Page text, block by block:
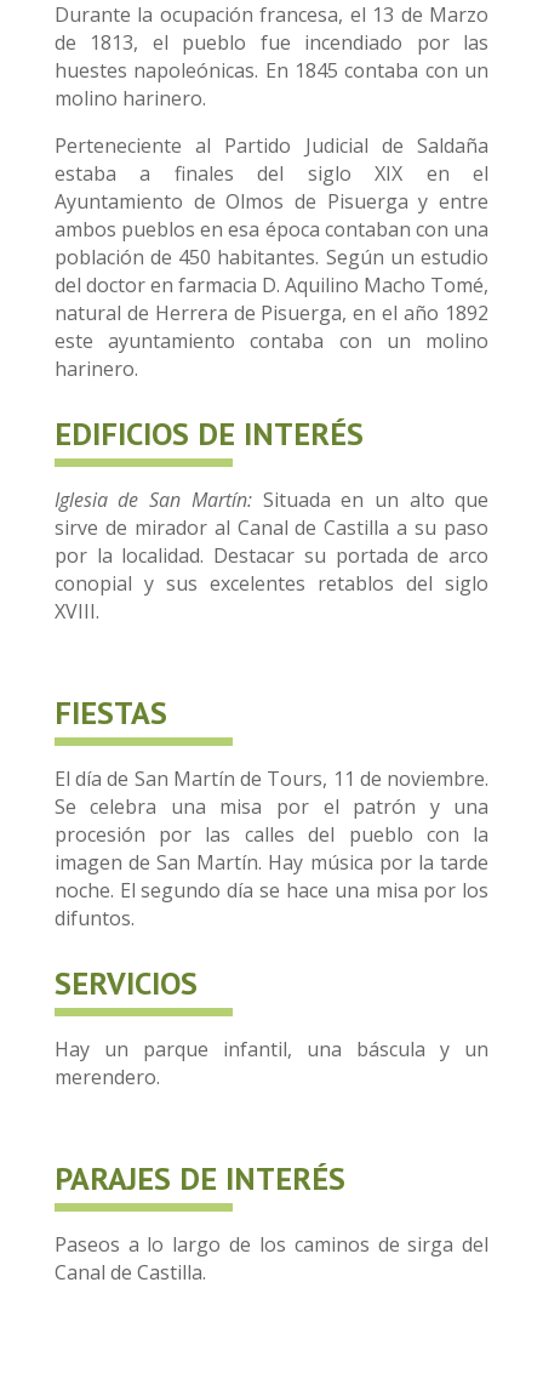
Durante la ocupación francesa, el 13 de Marzo
de 1813, el pueblo fue incendiado por las
huestes napoleónicas. En 1845 contaba con un
molino harinero.
Perteneciente al Partido Judicial de Saldaña
estaba a finales del siglo XIX en el
Ayuntamiento de Olmos de Pisuerga y entre
ambos pueblos en esa época contaban con una
población de 450 habitantes. Según un estudio
del doctor en farmacia D. Aquilino Macho Tomé,
natural de Herrera de Pisuerga, en el año 1892
este ayuntamiento contaba con un molino
harinero.
EDIFICIOS DE INTERÉS
Iglesia de San Martín: Situada en un alto que
sirve de mirador al Canal de Castilla a su paso
por la localidad. Destacar su portada de arco
conopial y sus excelentes retablos del siglo
XVIII.
FIESTAS
El día de San Martín de Tours, 11 de noviembre.
Se celebra una misa por el patrón y una
procesión por las calles del pueblo con la
imagen de San Martín. Hay música por la tarde
noche. El segundo día se hace una misa por los
difuntos.
SERVICIOS
Hay un parque infantil, una báscula y un
merendero.
PARAJES DE INTERÉS
Paseos a lo largo de los caminos de sirga del
Canal de Castilla.